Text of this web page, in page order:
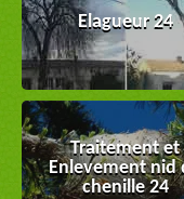
Elagueur 24
Traitement et
Enlevement nid
chenille 24